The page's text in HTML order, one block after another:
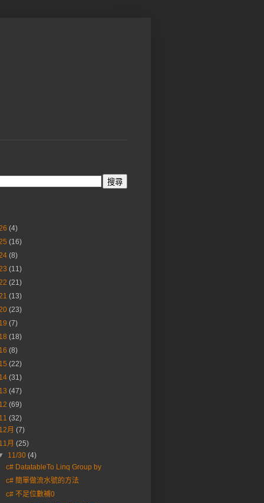
(4)
(16)
(8)
(11)
(21)
(13)
(23)
(7)
(18)
(8)
(22)
(31)
(47)
(69)
(32)
12月(7)
11月(25)
11/30 (4)
c# DatatableTo Linq Group by
c# 簡單做流水號的方法
c# 不足位數補0